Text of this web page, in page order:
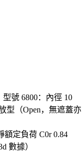
號 6800：內徑 10
型（Open，無遮蓋亦
額定負荷 C0r 0.84
數據）